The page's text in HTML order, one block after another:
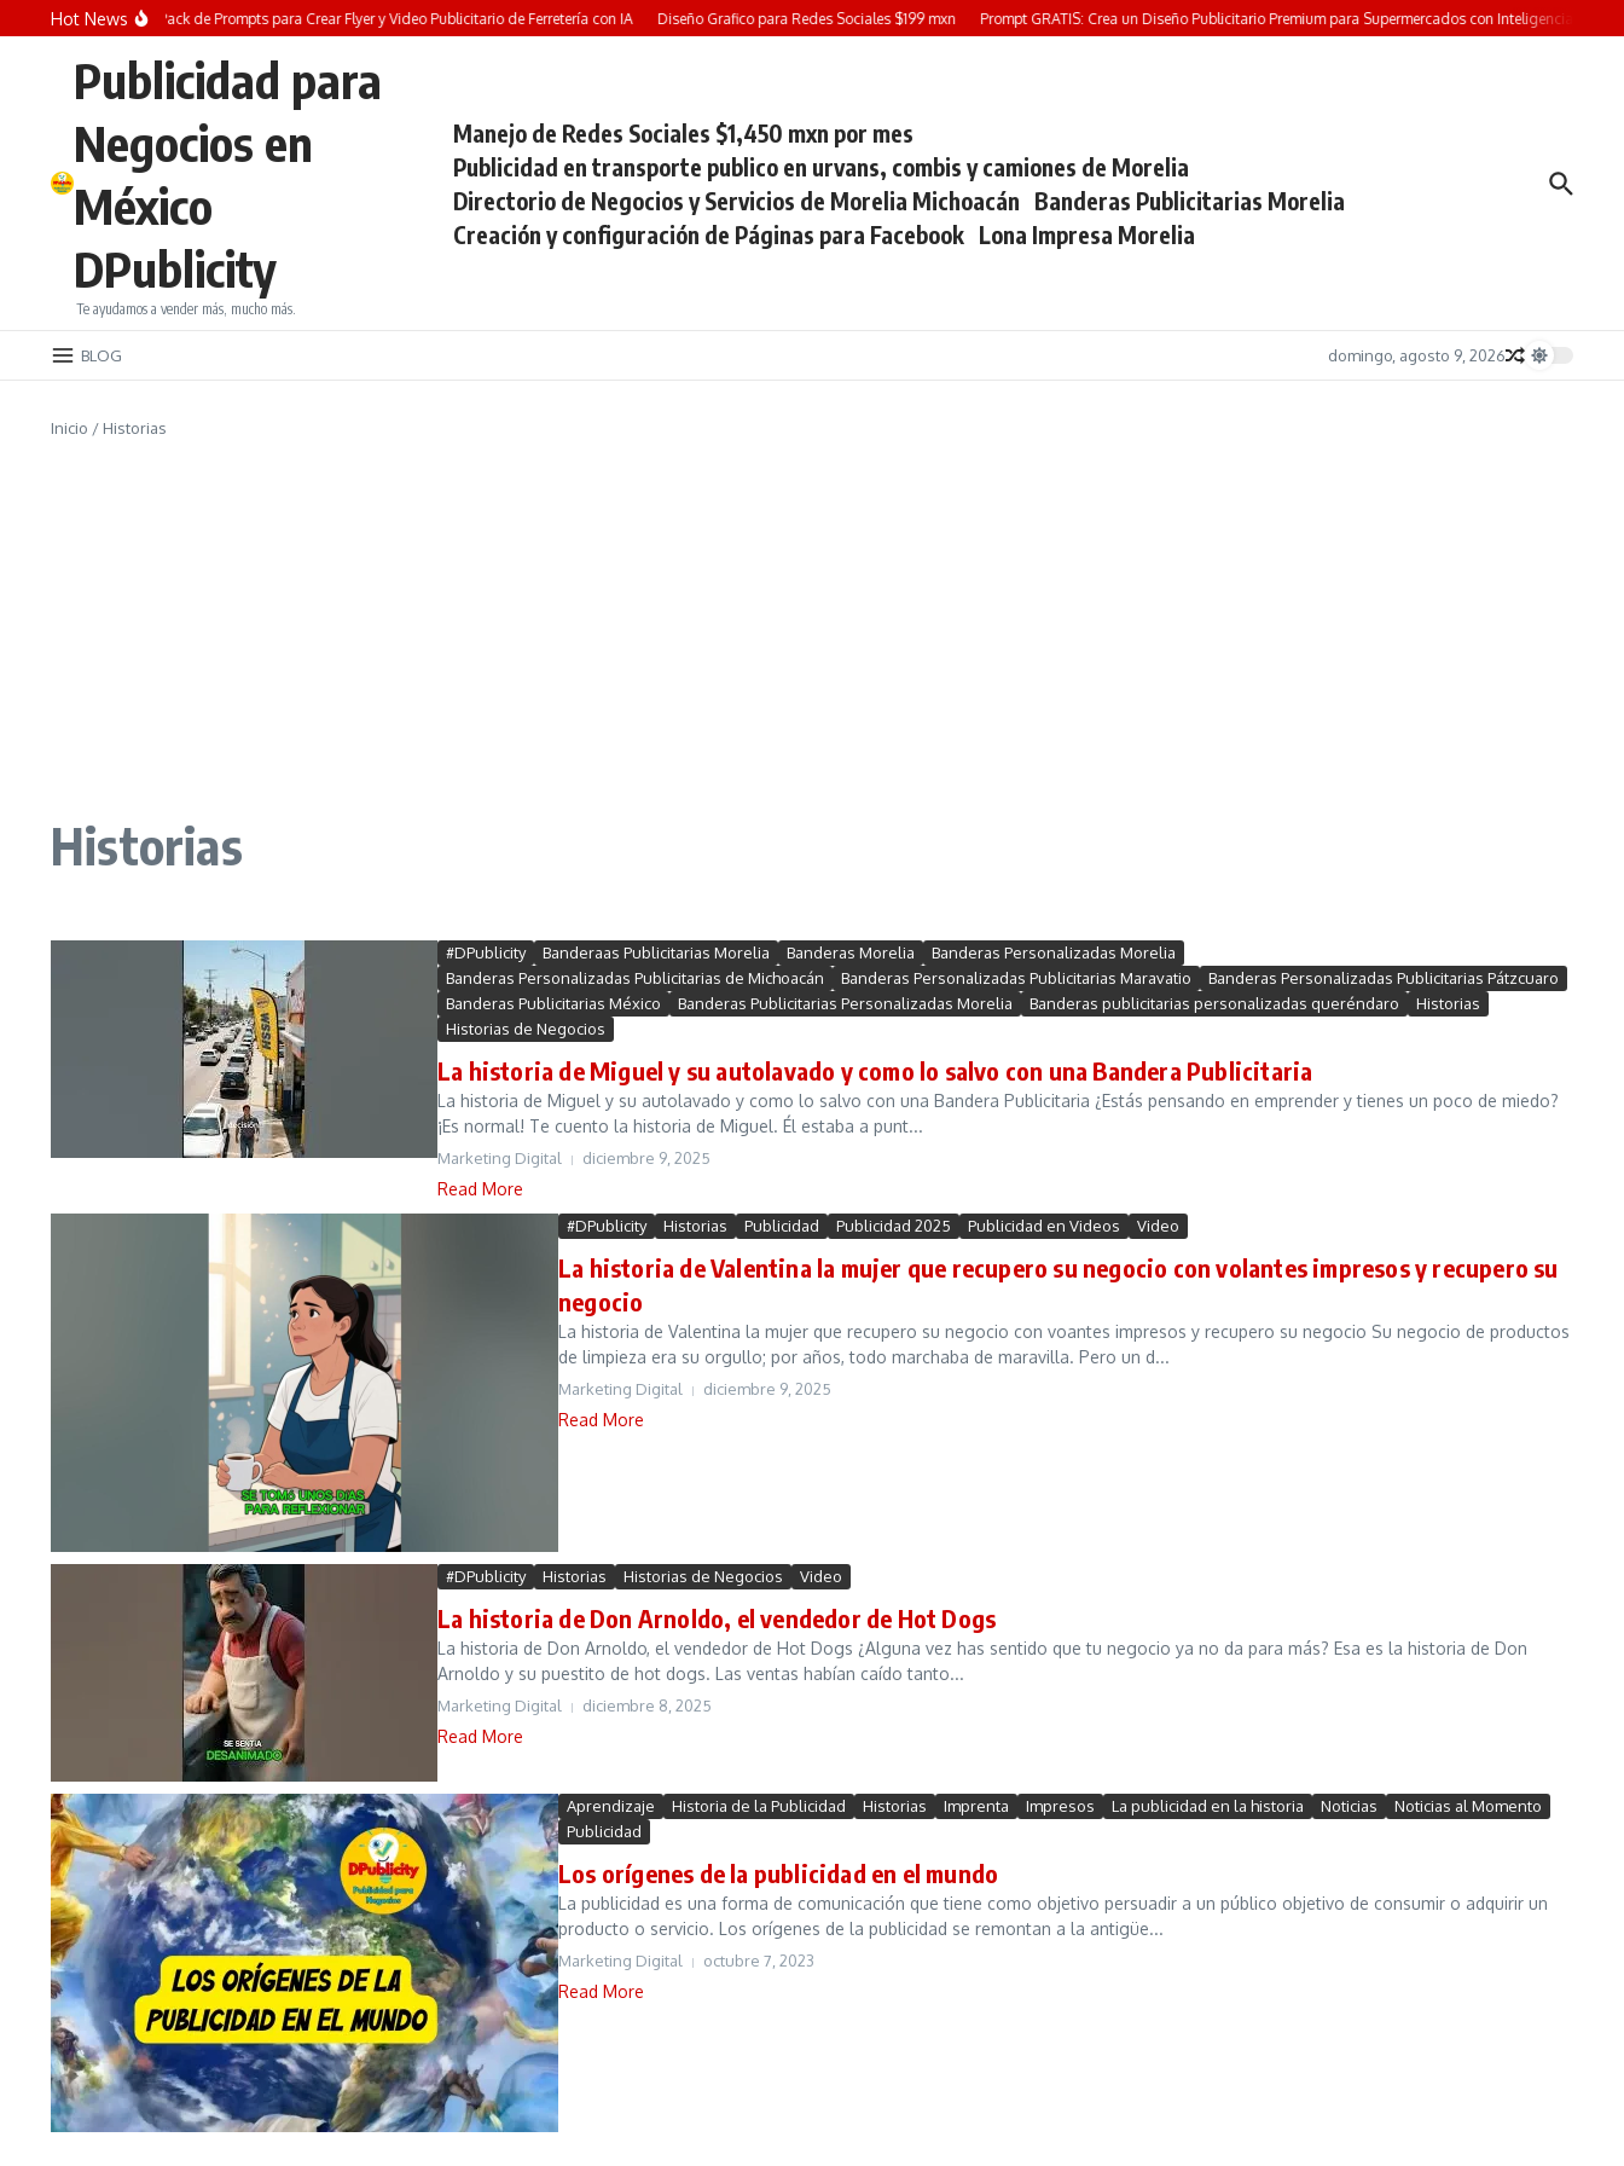
Saltar al contenido
Hot News
¡REGALO GRATIS! Pack de Prompts para Crear Flyer y Video Publicitario de Ferretería con IA Diseño Grafico para Redes Sociales $199 mxn Prompt GRATIS: Crea un Diseño Publicitario Premium para Supermercados con Inteligencia Artificial
Publicidad para
Negocios en
México
DPublicity
Te ayudamos a vender más, mucho más.
Manejo de Redes Sociales $1,450 mxn por mes
Publicidad en transporte publico en urvans, combis y camiones de Morelia
Directorio de Negocios y Servicios de Morelia Michoacán Banderas Publicitarias Morelia
Creación y configuración de Páginas para Facebook Lona Impresa Morelia
BLOG domingo, agosto 9, 2026
Inicio / Historias
Historias
#DPublicity Banderaas Publicitarias Morelia Banderas Morelia
Banderas Personalizadas Morelia
Banderas Personalizadas Publicitarias de Michoacán
Banderas Personalizadas Publicitarias Maravatio
Banderas Personalizadas Publicitarias Pátzcuaro
Banderas Publicitarias México
Banderas Publicitarias Personalizadas Morelia Banderas publicitarias personalizadas queréndaro
Historias
Historias de Negocios
La historia de Miguel y su autolavado y como lo salvo con una Bandera Publicitaria
La historia de Miguel y su autolavado y como lo salvo con una Bandera Publicitaria ¿Estás pensando en emprender y tienes un poco de miedo?
¡Es normal! Te cuento la historia de Miguel. Él estaba a punt...
Marketing Digital diciembre 9, 2025
Read More
#DPublicity Historias Publicidad Publicidad 2025 Publicidad en Videos Video
La historia de Valentina la mujer que recupero su negocio con volantes impresos y recupero su
negocio
La historia de Valentina la mujer que recupero su negocio con voantes impresos y recupero su negocio Su negocio de productos
de limpieza era su orgullo; por años, todo marchaba de maravilla. Pero un d...
Marketing Digital diciembre 9, 2025
Read More
#DPublicity Historias Historias de Negocios Video
La historia de Don Arnoldo, el vendedor de Hot Dogs
La historia de Don Arnoldo, el vendedor de Hot Dogs ¿Alguna vez has sentido que tu negocio ya no da para más? Esa es la historia de Don
Arnoldo y su puestito de hot dogs. Las ventas habían caído tanto...
Marketing Digital diciembre 8, 2025
Read More
Aprendizaje Historia de la Publicidad Historias Imprenta Impresos La publicidad en la historia Noticias
Noticias al Momento
Publicidad
Los orígenes de la publicidad en el mundo
La publicidad es una forma de comunicación que tiene como objetivo persuadir a un público objetivo de consumir o adquirir un
producto o servicio. Los orígenes de la publicidad se remontan a la antigüe...
Marketing Digital octubre 7, 2023
Read More